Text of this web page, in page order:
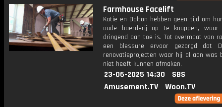
Farmhouse Facelift
Katie en Dalton hebben geen tijd om
oude boerderij op te knappen,
dringend aan toe is. Tot overmaat van
een blessure ervoor gezorgd dat
renovatieprojecten waar hij al aan was
niet heeft kunnen afmaken.
23-06-2025 14:30
SBS
Amusement.TV
Woon.TV